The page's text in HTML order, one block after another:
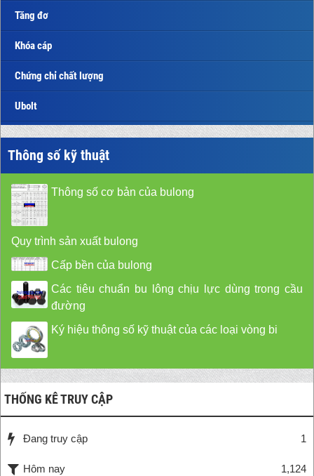
Tăng đơ
Khóa cáp
Chứng chỉ chất lượng
Ubolt
Thông số kỹ thuật
Thông số cơ bản của bulong
Quy trình sản xuất bulong
Cấp bền của bulong
Các tiêu chuẩn bu lông chịu lực dùng trong cầu
đường
Ký hiệu thông số kỹ thuật của các loại vòng bi
THỐNG KÊ TRUY CẬP
Đang truy cập 1
Hôm nay
1,124